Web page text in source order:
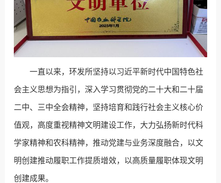
一直以来，环发所坚持以习近平新时代中国特色社
会主义思想为指引，深入学习贯彻党的二十大和二十届
二中、三中全会精神，坚持培育和践行社会主义核心价
值观，高度重视精神文明建设工作，大力弘扬新时代科
学家精神和农科精神，推动党建与业务深度融合，以文
明创建推动履职工作提质增效，以高质量履职体现文明
创建成果。